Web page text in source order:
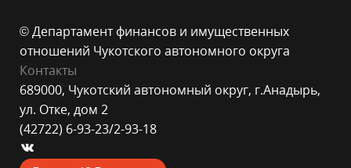
© Департамент финансов и имущественных
отношений Чукотского автономного округа
Контакты
689000, Чукотский автономный округ, г.Анадырь,
ул. Отке, дом 2
(42722) 6-93-23/2-93-18